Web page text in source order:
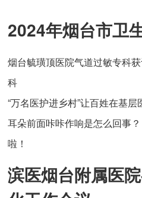
2024年烟台市卫
烟台毓璜顶医院气道过敏专科
科
“万名医护进乡村”让百姓在基
耳朵前面咔咔作响是怎么回事？
啦！
滨医烟台附属医